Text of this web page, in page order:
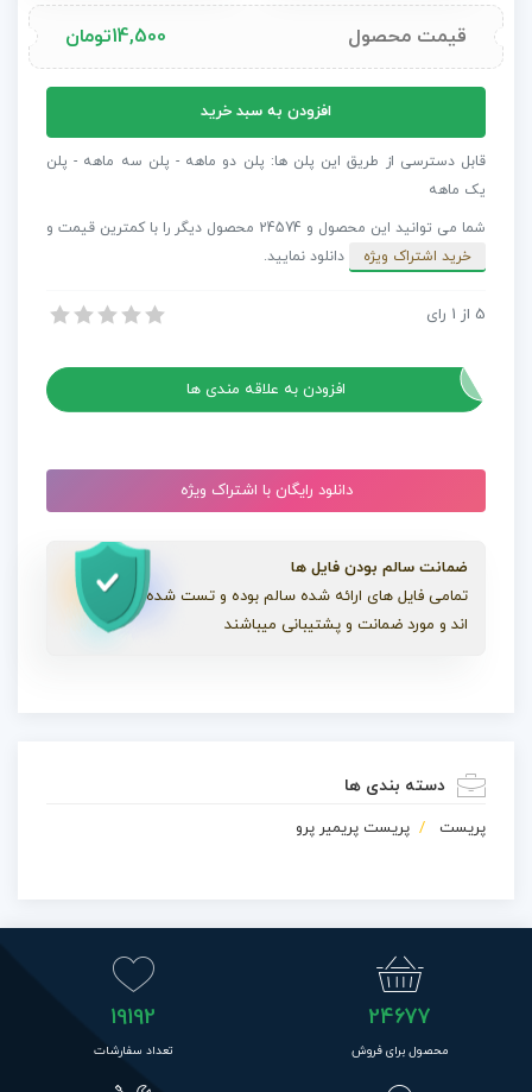
قیمت محصول 14,500تومان
8
ترانزیشن
درخشان
Bright
افزودن به سبد خرید
قابل دسترسی از طریق این پلن ها: پلن دو ماهه - پلن سه ماهه - پلن
یک ماهه
شما می توانید این محصول و 24574 محصول دیگر را با کمترین قیمت و
خرید اشتراک ویژه
دانلود نمایید.
پریست پریمیر 8 ترانزیشن با افکت درخشان Flaring Bright
5 از 1 رای
افزودن به علاقه مندی ها
دانلود رایگان با اشتراک ویژه
ضمانت سالم بودن فایل ها
تمامی فایل های ارائه شده سالم بوده و تست شده
اند و مورد ضمانت و پشتیبانی میباشند
دسته بندی ها
پریست پریست پریمیر پرو
24677
محصول برای فروش
19192
تعداد سفارشات